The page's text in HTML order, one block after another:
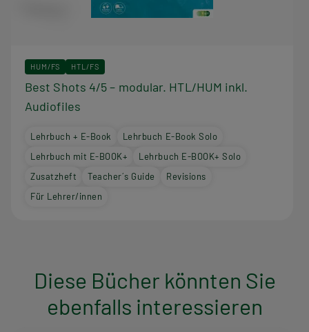
HUM/FS HTL/FS
Best Shots 4/5 – modular. HTL/HUM inkl.
Audiofiles
Lehrbuch + E-Book
Lehrbuch E-Book Solo
Lehrbuch mit E-BOOK+
Lehrbuch E-BOOK+ Solo
Zusatzheft
Teacher´s Guide
Revisions
Für Lehrer/innen
Diese Bücher könnten Sie
ebenfalls interessieren